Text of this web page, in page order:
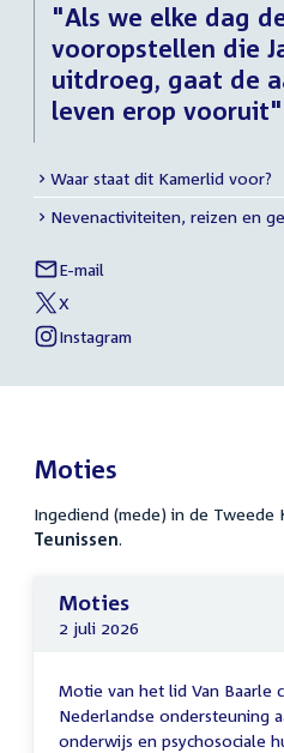
"Als we elke dag
vooropstellen die
uitdroeg, gaat de
leven erop vooruit"
Meer
info
Waar staat dit Kamerlid voor?
Nevenactiviteiten, reizen en
Links
naar
sociale
media
E-mail
Christine
Teunissen
External
link:
X
van
Christine
Teunissen
External
Instagram
van
Teunissen
Moties
Ingediend (mede) in de Tweede
Teunissen.
Moties
2 juli 2026
Motie van het lid Van Baarle
Nederlandse ondersteuning
onderwijs en psychosociale